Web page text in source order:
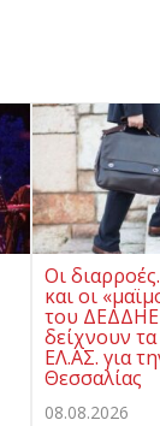
Οι
και οι
του ΔΕΔΔΗΕ
δείχνουν τα
ΕΛ.ΑΣ. για
Θεσσαλίας
08.08.2026